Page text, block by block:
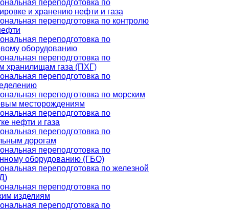
переподготовка по
и хранению нефти и газа
переподготовка по контролю
переподготовка по
оборудованию
переподготовка по
хранилищам газа (ПХГ)
переподготовка по
переподготовка по морским
месторождениям
переподготовка по
нефти и газа
переподготовка по
дорогам
переподготовка по
оборудованию (ГБО)
переподготовка по железной
переподготовка по
изделиям
переподготовка по